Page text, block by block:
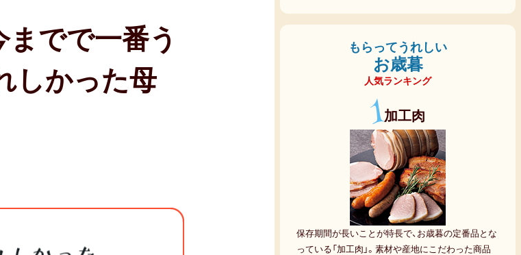
までで一番う
しかった母
もらってうれしい
お歳暮
人気ランキング
1加工肉
保存期間が長いことが特長で、お歳暮の定番品とな
っている「加工肉」。素材や産地にこだわった商品